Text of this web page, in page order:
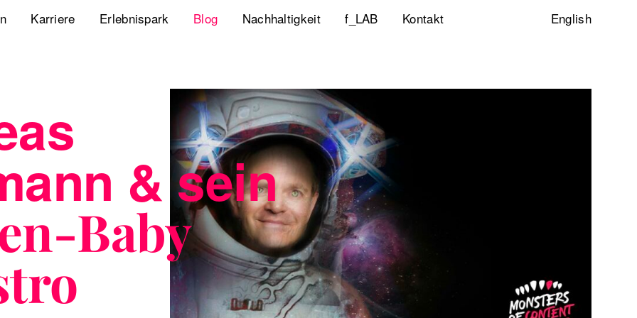
Karriere Erlebnispark
Storyverse Playbook
Meet fischerAppelt
Podcast
Whitepaper
Webcasts
The German Apartment
Blog Nachhaltigkeit
Diversity, Equity & Inclusion
Future Mobility Lab
Hanseatic Help
f_LAB Kontakt English
& sein
Baby